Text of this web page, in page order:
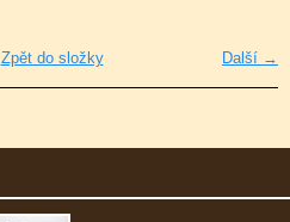
Další →
Zpět do složky